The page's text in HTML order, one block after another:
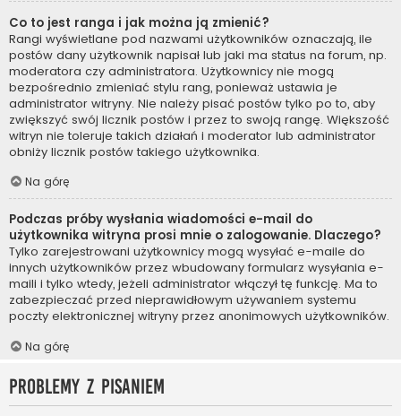
Co to jest ranga i jak można ją zmienić?
Rangi wyświetlane pod nazwami użytkowników oznaczają, ile
postów dany użytkownik napisał lub jaki ma status na forum, np.
moderatora czy administratora. Użytkownicy nie mogą
bezpośrednio zmieniać stylu rang, ponieważ ustawia je
administrator witryny. Nie należy pisać postów tylko po to, aby
zwiększyć swój licznik postów i przez to swoją rangę. Większość
witryn nie toleruje takich działań i moderator lub administrator
obniży licznik postów takiego użytkownika.
Na górę
Podczas próby wysłania wiadomości e-mail do
użytkownika witryna prosi mnie o zalogowanie. Dlaczego?
Tylko zarejestrowani użytkownicy mogą wysyłać e-maile do
innych użytkowników przez wbudowany formularz wysyłania e-
maili i tylko wtedy, jeżeli administrator włączył tę funkcję. Ma to
zabezpieczać przed nieprawidłowym używaniem systemu
poczty elektronicznej witryny przez anonimowych użytkowników.
Na górę
Problemy z pisaniem